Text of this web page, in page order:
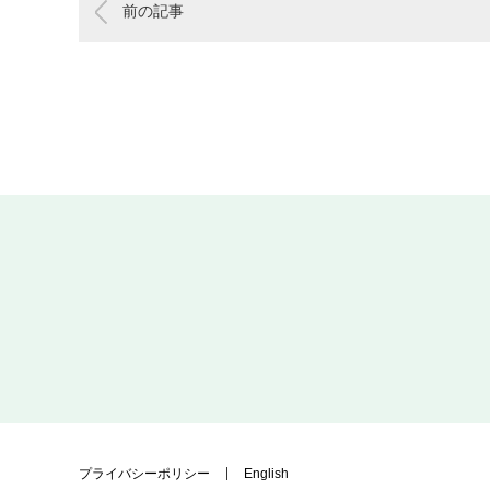
前の記事
プライバシーポリシー English